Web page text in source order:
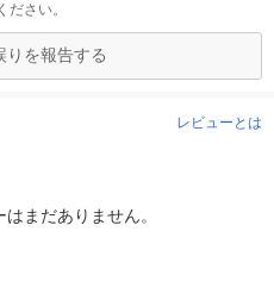
さい。
りを報告する
レビューとは
まだありません。